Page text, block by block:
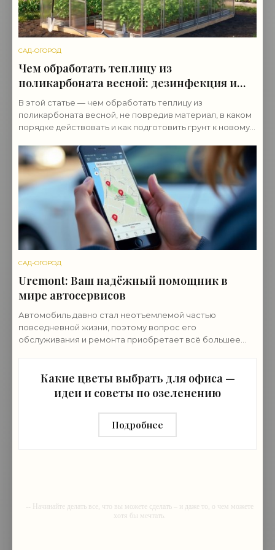
САД-ОГОРОД
Чем обработать теплицу из
поликарбоната весной: дезинфекция и
подготовка
В этой статье — чем обработать теплицу из
поликарбоната весной, не повредив материал, в каком
порядке действовать и как подготовить грунт к новому
САД-ОГОРОД
Uremont: Ваш надёжный помощник в
мире автосервисов
Автомобиль давно стал неотъемлемой частью
повседневной жизни, поэтому вопрос его
обслуживания и ремонта приобретает всё большее
Какие цветы выбрать для офиса —
идеи и советы по озеленению
Подробнее
-- Начинайте делать все, что вы можете сделать – и даже то, о чем можете
хотя бы мечтать.